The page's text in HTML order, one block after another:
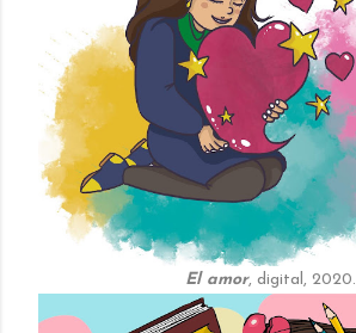
El amor, digital, 2020.